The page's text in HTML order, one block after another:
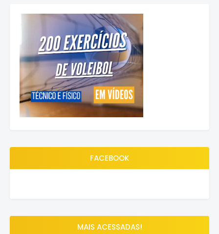
FACEBOOK
MAIS ACESSADAS!